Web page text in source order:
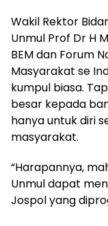
Wakil Rektor
Unmul Prof Dr H
BEM dan Forum
Masyarakat se
kumpul biasa.
besar kepada
hanya untuk diri
masyarakat.
“Harapannya,
Unmul dapat
Jospol yang